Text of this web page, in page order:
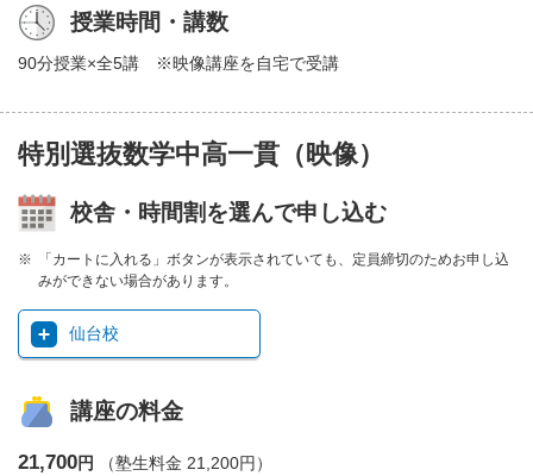
授業時間・講数
90分授業×全5講 ※映像講座を自宅で受講
特別選抜数学中高一貫（映像）
校舎・時間割を選んで申し込む
「カートに入れる」ボタンが表示されていても、定員締切のためお申し込
みができない場合があります。
仙台校
講座の料金
21,700円 （塾生料金 21,200円）